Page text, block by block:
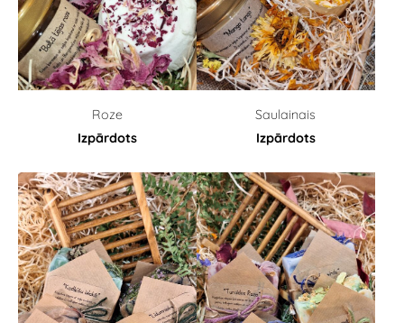
Roze
Izpārdots
Saulainais
Izpārdots